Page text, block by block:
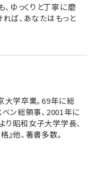
ゆっくりと丁寧に磨
れば、あなたはもっと
大学卒業。69年に総
ン総領事、2001年に
り昭和女子大学学長、
他、著書多数。